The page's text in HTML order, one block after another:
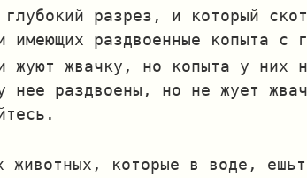
глубокий разрез, и который
имеющих раздвоенные копыта
жуют жвачку, но копыта у них
нее раздвоены, но не жует
животных, которые в воде,